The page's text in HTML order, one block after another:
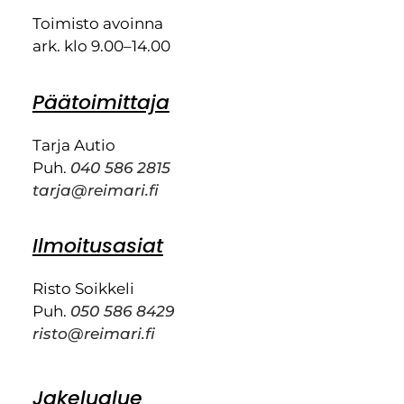
Toimisto avoinna
ark. klo 9.00–14.00
Päätoimittaja
Tarja Autio
Puh. 040 586 2815
tarja@reimari.fi
Ilmoitusasiat
Risto Soikkeli
Puh. 050 586 8429
risto@reimari.fi